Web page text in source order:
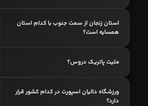
استان زنجان از سمت جنوب با کدام استان
همسایه است؟
ملیت پاتریک دروس؟
ورزشگاه دالیان اسپورت در کدام کشور قرار
دارد؟